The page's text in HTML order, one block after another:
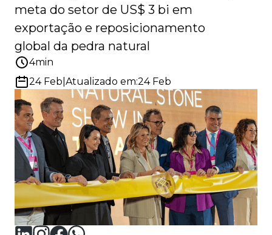
meta do setor de US$ 3 bi em
exportação e reposicionamento
global da pedra natural
4min
24 Feb Atualizado em:24 Feb